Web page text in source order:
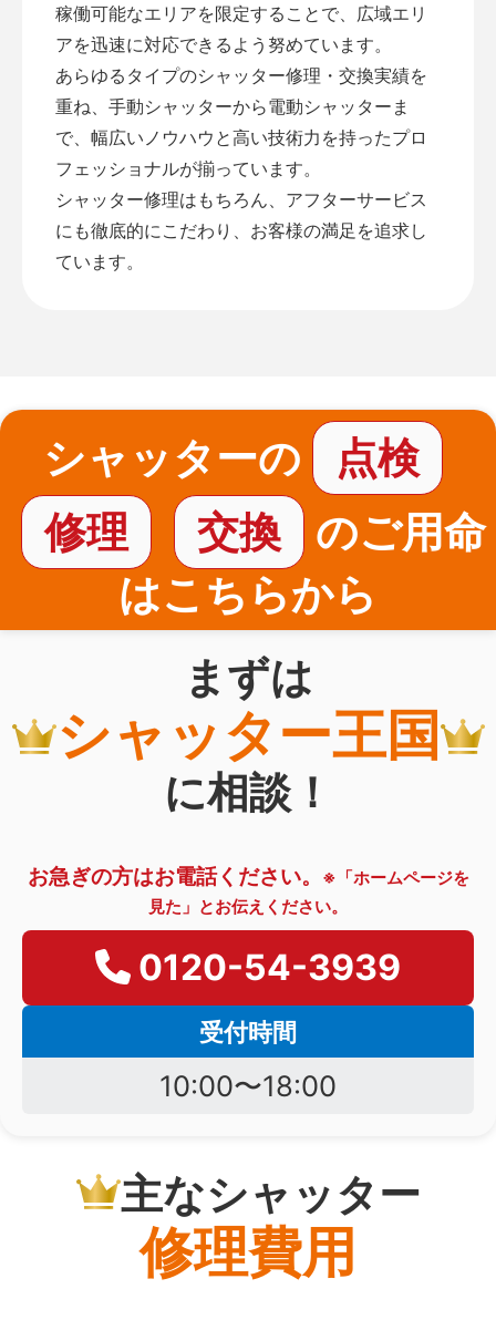
稼働可能なエリアを限定することで、広域エリ
アを迅速に対応できるよう努めています。
あらゆるタイプのシャッター修理・交換実績を
重ね、手動シャッターから電動シャッターま
で、幅広いノウハウと高い技術力を持ったプロ
フェッショナルが揃っています。
シャッター修理はもちろん、アフターサービス
にも徹底的にこだわり、お客様の満足を追求し
ています。
シャッターの
点検
修理
交換
のご用命
はこちらから
まずは
シャッター王国
に相談！
お急ぎの方はお電話ください。
※「ホームページを
見た」とお伝えください。
0120-54-3939
受付時間
10:00〜18:00
主なシャッター
修理費用